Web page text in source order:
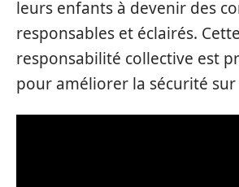
leurs enfants à devenir des
responsables et éclairés. Cette
responsabilité collective est
pour améliorer la sécurité